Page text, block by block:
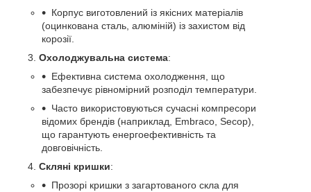
Корпус виготовлений із якісних матеріалів
(оцинкована сталь, алюміній) із захистом від
корозії.
Охолоджувальна система:
Ефективна система охолодження, що
забезпечує рівномірний розподіл температури.
Часто використовуються сучасні компресори
відомих брендів (наприклад, Embraco, Secop),
що гарантують енергоефективність та
довговічність.
Скляні кришки:
Прозорі кришки з загартованого скла для